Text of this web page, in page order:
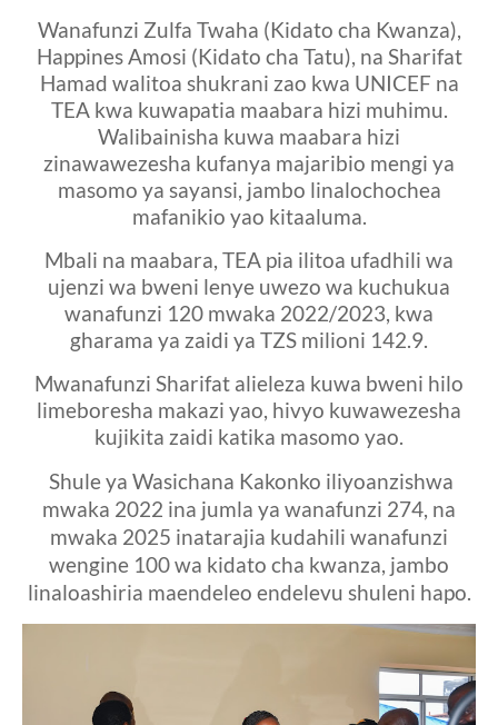
Wanafunzi Zulfa Twaha (Kidato cha Kwanza),
Happines Amosi (Kidato cha Tatu), na Sharifat
Hamad walitoa shukrani zao kwa UNICEF na
TEA kwa kuwapatia maabara hizi muhimu.
Walibainisha kuwa maabara hizi
zinawawezesha kufanya majaribio mengi ya
masomo ya sayansi, jambo linalochochea
mafanikio yao kitaaluma.
Mbali na maabara, TEA pia ilitoa ufadhili wa
ujenzi wa bweni lenye uwezo wa kuchukua
wanafunzi 120 mwaka 2022/2023, kwa
gharama ya zaidi ya TZS milioni 142.9.
Mwanafunzi Sharifat alieleza kuwa bweni hilo
limeboresha makazi yao, hivyo kuwawezesha
kujikita zaidi katika masomo yao.
Shule ya Wasichana Kakonko iliyoanzishwa
mwaka 2022 ina jumla ya wanafunzi 274, na
mwaka 2025 inatarajia kudahili wanafunzi
wengine 100 wa kidato cha kwanza, jambo
linaloashiria maendeleo endelevu shuleni hapo.